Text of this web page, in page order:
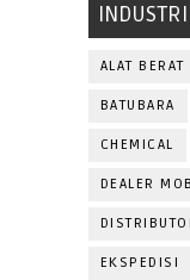
INDUSTRI
ALAT BERAT
BATUBARA
CHEMICAL
DEALER
EKSPEDISI